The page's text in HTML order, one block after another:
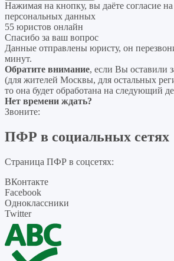
Нажимая на кнопку, вы даёте согласие на
персональных данных
55 юристов онлайн
Спасибо за ваш вопрос
Данные отправлены юристу, он
минут.
Обратите внимание, если Вы оставили
(для жителей Москвы, для остальных
то она будет обработана на следующий
Нет времени ждать?
Звоните:
ПФР в социальных сетях
Страница ПФР в соцсетях:
ВКонтакте
Facebook
Одноклассники
Twitter